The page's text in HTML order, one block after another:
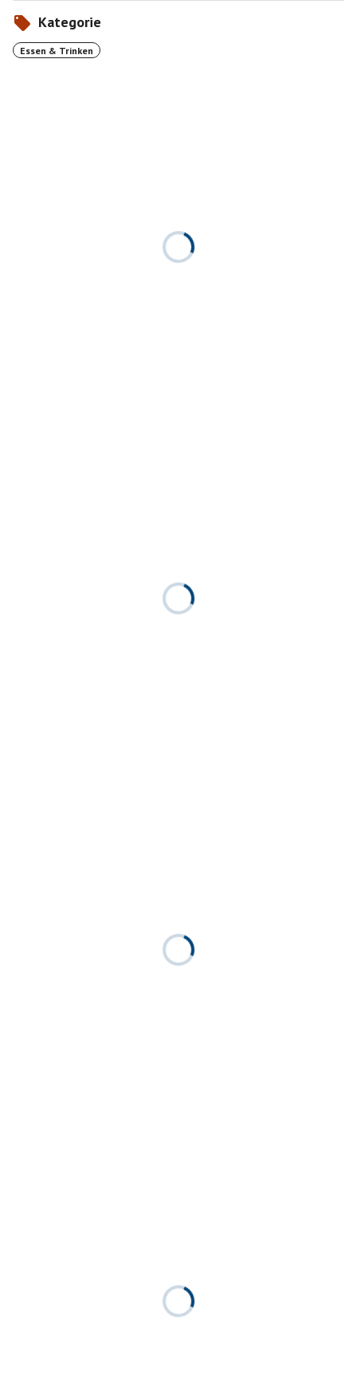
Kategorie
Essen & Trinken